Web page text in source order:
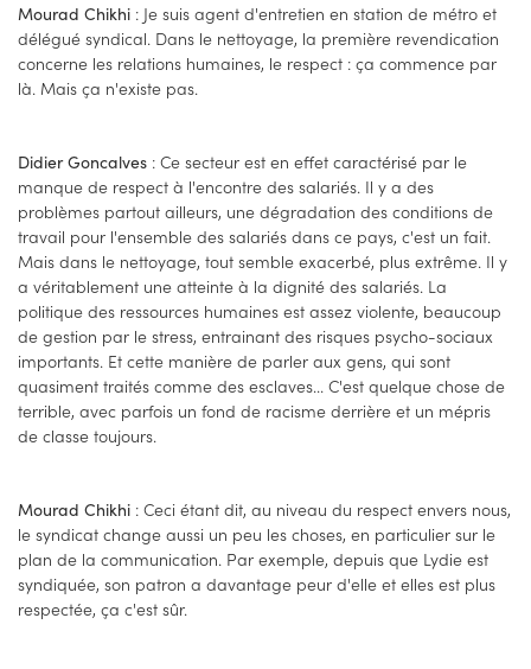
Mourad Chikhi : Je suis agent d'entretien en station de métro et
délégué syndical. Dans le nettoyage, la première revendication
concerne les relations humaines, le respect : ça commence par
là. Mais ça n'existe pas.
Didier Goncalves : Ce secteur est en effet caractérisé par le
manque de respect à l'encontre des salariés. Il y a des
problèmes partout ailleurs, une dégradation des conditions de
travail pour l'ensemble des salariés dans ce pays, c'est un fait.
Mais dans le nettoyage, tout semble exacerbé, plus extrême. Il y
a véritablement une atteinte à la dignité des salariés. La
politique des ressources humaines est assez violente, beaucoup
de gestion par le stress, entrainant des risques psycho-sociaux
importants. Et cette manière de parler aux gens, qui sont
quasiment traités comme des esclaves... C'est quelque chose de
terrible, avec parfois un fond de racisme derrière et un mépris
de classe toujours.
Mourad Chikhi : Ceci étant dit, au niveau du respect envers nous,
le syndicat change aussi un peu les choses, en particulier sur le
plan de la communication. Par exemple, depuis que Lydie est
syndiquée, son patron a davantage peur d'elle et elles est plus
respectée, ça c'est sûr.